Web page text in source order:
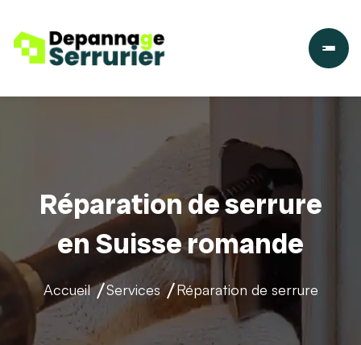
Réparation de serrure
en Suisse romande
Accueil Services Réparation de serrure